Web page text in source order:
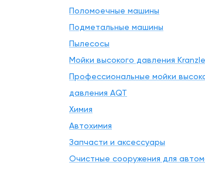
Поломоечные машины
Подметальные машины
Пылесосы
Мойки высокого давления Kranzle
Профессиональные мойки
давления AQT
Химия
Автохимия
Запчасти и аксессуары
Очистные сооружения для